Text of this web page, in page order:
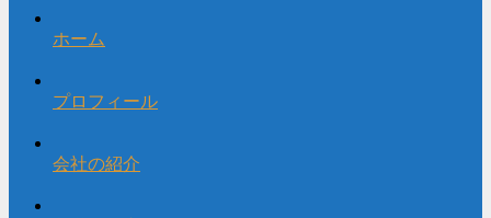
ホーム
プロフィール
会社の紹介